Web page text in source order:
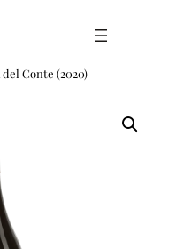
Conte (2020)